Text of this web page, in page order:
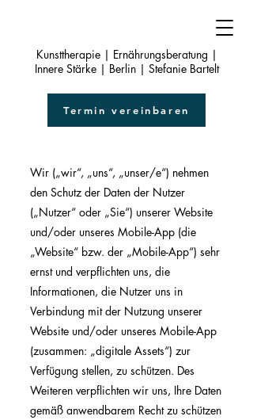
Kunsttherapie | Ernährungsberatung |
Innere Stärke | Berlin | Stefanie Bartelt
Termin vereinbaren
Wir („wir“, „uns“, „unser/e“) nehmen
den Schutz der Daten der Nutzer
(„Nutzer“ oder „Sie“) unserer Website
und/oder unseres Mobile-App (die
„Website“ bzw. der „Mobile-App“) sehr
ernst und verpflichten uns, die
Informationen, die Nutzer uns in
Verbindung mit der Nutzung unserer
Website und/oder unseres Mobile-App
(zusammen: „digitale Assets“) zur
Verfügung stellen, zu schützen. Des
Weiteren verpflichten wir uns, Ihre Daten
gemäß anwendbarem Recht zu schützen